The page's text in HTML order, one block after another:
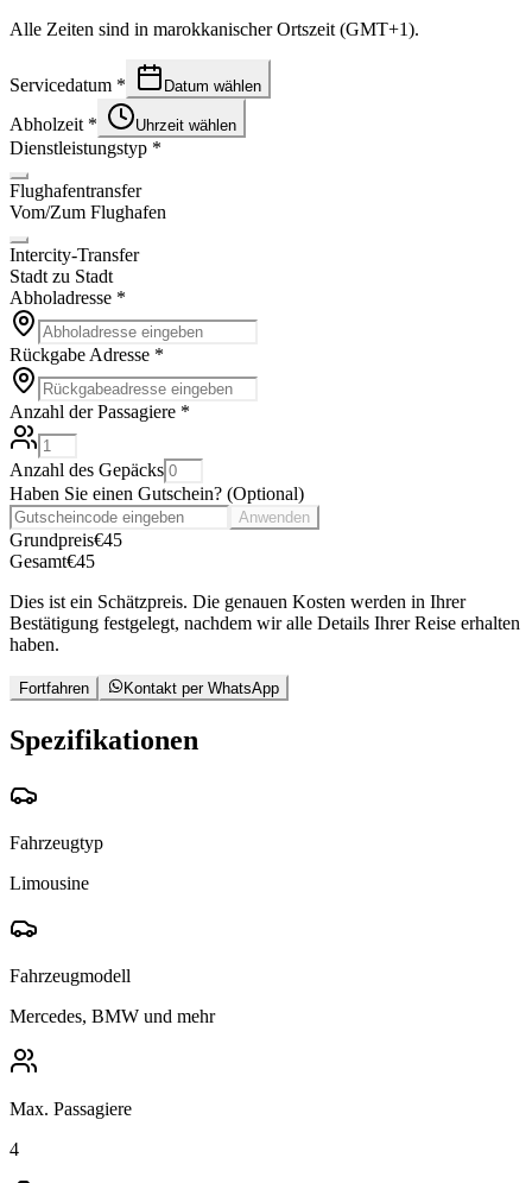
Alle Zeiten sind in marokkanischer Ortszeit (GMT+1).
Servicedatum * Datum wählen
Abholzeit * Uhrzeit wählen
Dienstleistungstyp *
Flughafentransfer
Vom/Zum Flughafen
Intercity-Transfer
Stadt zu Stadt
Abholadresse *
Rückgabe Adresse *
Anzahl der Passagiere *
Anzahl des Gepäcks
Haben Sie einen Gutschein? (Optional)
Anwenden
Grundpreis€45
Gesamt€45
Dies ist ein Schätzpreis. Die genauen Kosten werden in Ihrer
Bestätigung festgelegt, nachdem wir alle Details Ihrer Reise erhalten
haben.
Fortfahren Kontakt per WhatsApp
Spezifikationen
Fahrzeugtyp
Limousine
Fahrzeugmodell
Mercedes, BMW und mehr
Max. Passagiere
4